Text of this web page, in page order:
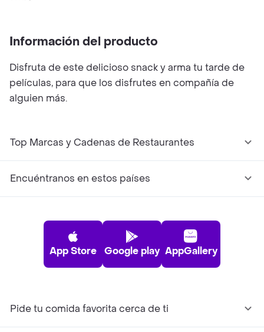
Información del producto
Disfruta de este delicioso snack y arma tu tarde de
películas, para que los disfrutes en compañía de
alguien más.
Top Marcas y Cadenas de Restaurantes
Encuéntranos en estos países
App Store Google play AppGallery
Pide tu comida favorita cerca de ti